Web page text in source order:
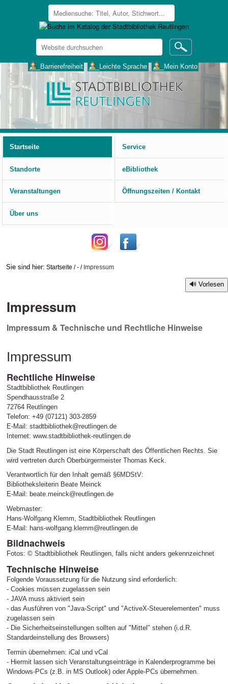
Website
durchsuchen
___Barrierefreiheit ___Leichte Sprache ___Mein Konto
Startseite
Service
Standorte eBibliothek
Veranstaltungen Öffnungszeiten / Kontakt
Über uns
Sie sind hier: Startseite /- / Impressum
Vorlesen
Impressum
Impressum & Technische und Rechtliche Hinweise
Impressum
Rechtliche Hinweise
Stadtbibliothek Reutlingen
Spendhausstraße 2
72764 Reutlingen
Telefon: +49 (07121) 303-2859
E-Mail: stadtbibliothek@reutlingen.de
Internet: www.stadtbibliothek-reutlingen.de
Die Stadt Reutlingen ist eine Körperschaft des Öffentlichen Rechts. Sie
wird vertreten durch Oberbürgermeister Thomas Keck.
Verantwortlich für den Inhalt gemäß §6MDStV:
Bibliotheksleiterin Beate Meinck
E-Mail: beate.meinck@reutlingen.de
Webmaster:
Hans-Wolfgang Klemm, Stadtbibliothek Reutlingen
E-Mail: hans-wolfgang.klemm@reutlingen.de
Bildnachweis
Fotos: © Stadtbibliothek Reutlingen, falls nicht anders gekennzeichnet
Technische Hinweise
Folgende Voraussetzung für die Nutzung sind erforderlich:
- Cookies müssen zugelassen sein
- JAVA muss aktiviert sein
- das Ausführen von "Java-Script" und "ActiveX-Steuerelementen" muss
zugelassen sein
- Die Sicherheitseinstellungen sollten auf "Mittel" stehen (i.d.R.
Standardeinstellung des Browsers)
Termin übernehmen: iCal und vCal
- Hiermit lassen sich Veranstaltungseinträge in Kalenderprogramme bei
Windows-PCs (z.B. in MS Outlook) oder Apple-PCs übernehmen.